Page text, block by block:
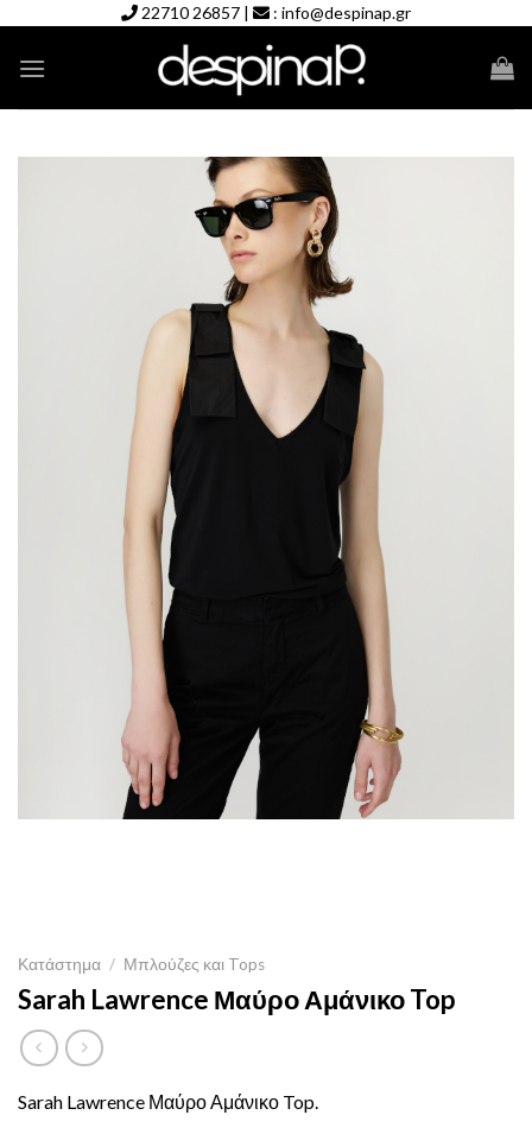
content
22710 26857 | : info@despinap.gr
Κατάστημα / Μπλούζες και Tops
Sarah Lawrence Μαύρο Αμάνικο Top
Sarah Lawrence Μαύρο Αμάνικο Top.